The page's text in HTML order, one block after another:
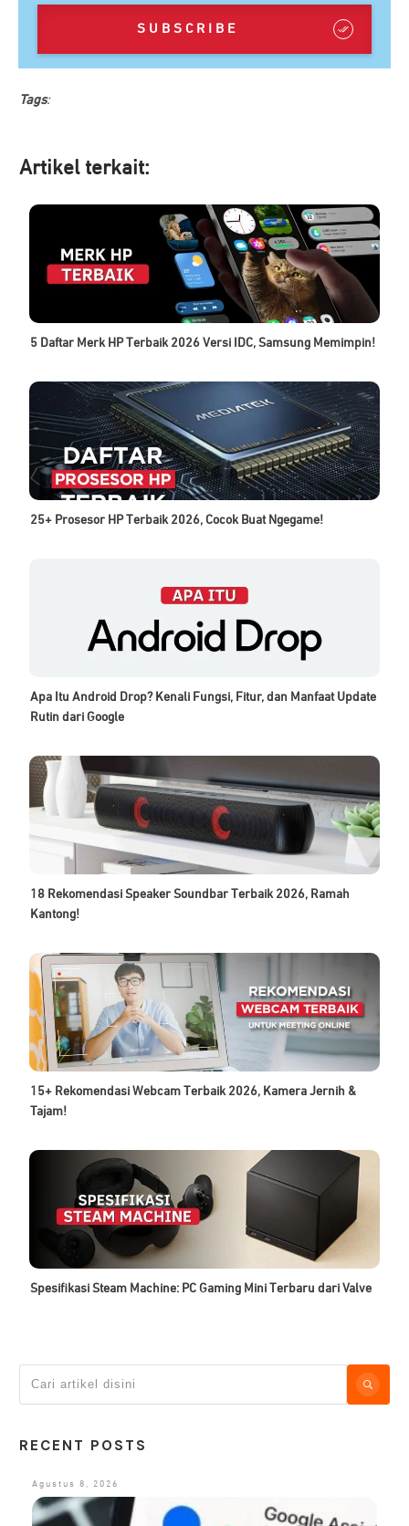
SUBSCRIBE
Tags:
Artikel terkait:
5 Daftar Merk HP Terbaik 2026 Versi IDC, Samsung Memimpin!
25+ Prosesor HP Terbaik 2026, Cocok Buat Ngegame!
Apa Itu Android Drop? Kenali Fungsi, Fitur, dan Manfaat Update
Rutin dari Google
18 Rekomendasi Speaker Soundbar Terbaik 2026, Ramah
Kantong!
15+ Rekomendasi Webcam Terbaik 2026, Kamera Jernih &
Tajam!
Spesifikasi Steam Machine: PC Gaming Mini Terbaru dari Valve
RECENT POSTS
Agustus 8, 2026